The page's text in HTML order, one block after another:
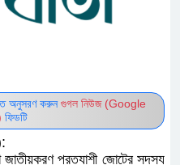
অনুসরণ করুনগুগল নিউজ (Google
ফিডটি
প্রত্যাশী জোটের সদস্য